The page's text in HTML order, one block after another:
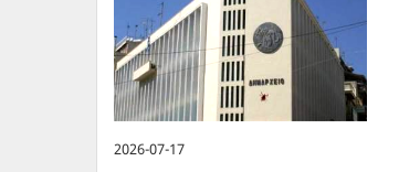
2026-07-17